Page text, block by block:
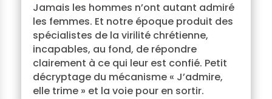
Jamais les hommes n’ont autant admiré
les femmes. Et notre époque produit des
spécialistes de la virilité chrétienne,
incapables, au fond, de répondre
clairement à ce qui leur est confié. Petit
décryptage du mécanisme « J’admire,
elle trime » et la voie pour en sortir.